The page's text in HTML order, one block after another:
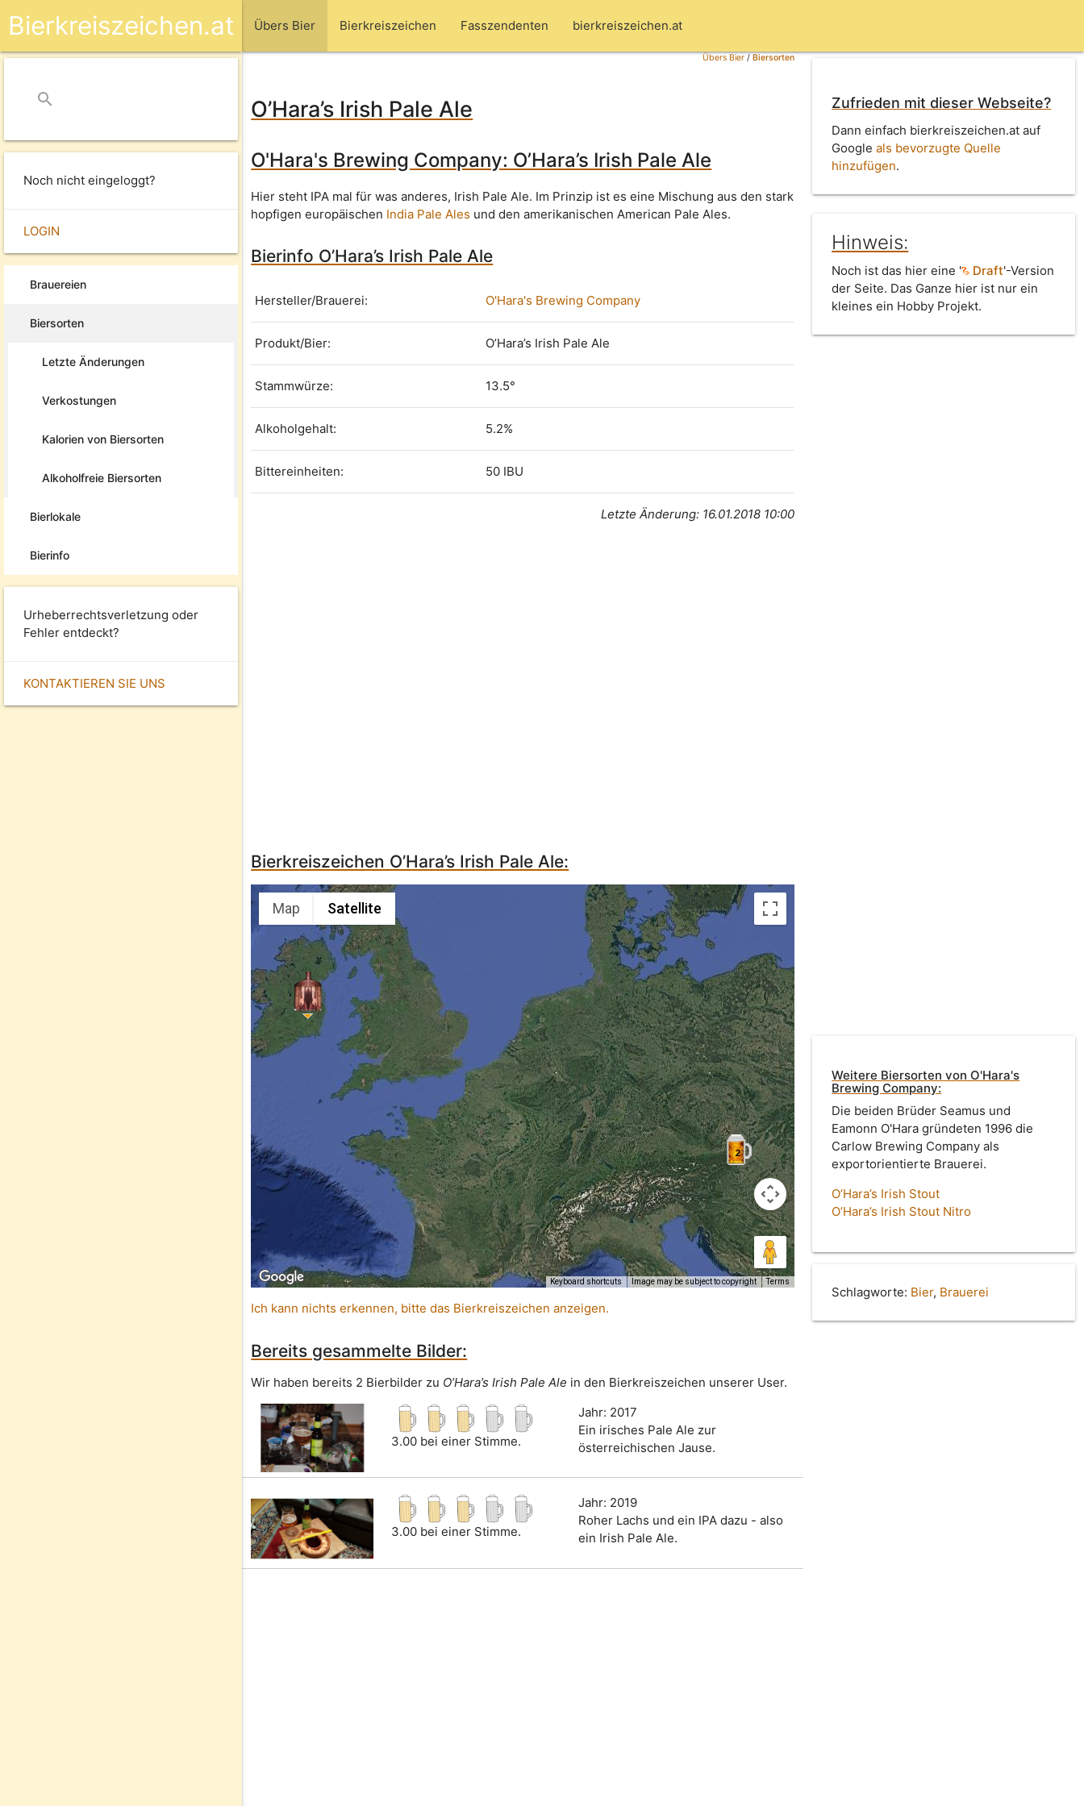
Übers Bier Bierkreiszeichen Fasszendenten bierkreiszeichen.at
Bierkreiszeichen.at
search
Noch nicht eingeloggt?
LOGIN
Brauereien
Biersorten
Letzte Änderungen
Verkostungen
Kalorien von Biersorten
Alkoholfreie Biersorten
Bierlokale
Bierinfo
Urheberrechtsverletzung oder
Fehler entdeckt?
KONTAKTIEREN SIE UNS
Übers Bier/Biersorten
O’Hara’s Irish Pale Ale
O'Hara's Brewing Company: O’Hara’s Irish Pale Ale
Hier steht IPA mal für was anderes, Irish Pale Ale. Im Prinzip ist es eine Mischung aus den stark
hopfigen europäischen India Pale Ales und den amerikanischen American Pale Ales.
Bierinfo O’Hara’s Irish Pale Ale
Hersteller/Brauerei: O'Hara's Brewing Company
Produkt/Bier: O’Hara’s Irish Pale Ale
Stammwürze: 13.5°
Alkoholgehalt: 5.2%
Bittereinheiten: 50 IBU
Letzte Änderung: 16.01.2018 10:00
Zufrieden mit dieser Webseite?
Dann einfach bierkreiszeichen.at auf
Googleals bevorzugte Quelle
hinzufügen.
Hinweis:
Noch ist das hier eine ' Draft'-Version
der Seite. Das Ganze hier ist nur ein
kleines ein Hobby Projekt.
Bierkreiszeichen O’Hara’s Irish Pale Ale:
2
Map Satellite
Keyboard shortcuts Image may be subject to copyright Terms
Ich kann nichts erkennen, bitte das Bierkreiszeichen anzeigen.
Bereits gesammelte Bilder:
Wir haben bereits 2 Bierbilder zu O’Hara’s Irish Pale Ale in den Bierkreiszeichen unserer User.
3.00 bei einer Stimme.
Jahr: 2017
Ein irisches Pale Ale zur
österreichischen Jause.
3.00 bei einer Stimme.
Jahr: 2019
Roher Lachs und ein IPA dazu - also
ein Irish Pale Ale.
Weitere Biersorten von O'Hara's
Brewing Company:
Die beiden Brüder Seamus und
Eamonn O'Hara gründeten 1996 die
Carlow Brewing Company als
exportorientierte Brauerei.
O’Hara’s Irish Stout
O’Hara’s Irish Stout Nitro
Schlagworte: Bier, Brauerei